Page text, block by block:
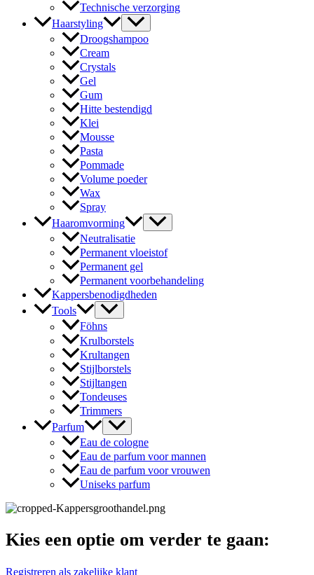
Technische verzorging
Haarstyling
Droogshampoo
Cream
Crystals
Gel
Gum
Hitte bestendigd
Klei
Mousse
Pasta
Pommade
Volume poeder
Wax
Spray
Haaromvorming
Neutralisatie
Permanent vloeistof
Permanent gel
Permanent voorbehandeling
Kappersbenodigdheden
Tools
Föhns
Krulborstels
Krultangen
Stijlborstels
Stijltangen
Tondeuses
Trimmers
Parfum
Eau de cologne
Eau de parfum voor mannen
Eau de parfum voor vrouwen
Uniseks parfum
Kies een optie om verder te gaan:
Registreren als zakelijke klant